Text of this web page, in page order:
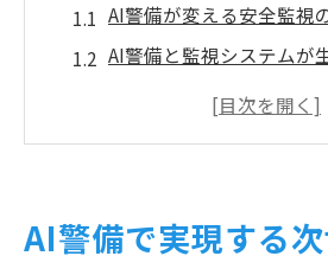
AI警備が変える安全監視
AI警備と監視システムが
警備現場で注目されるAI
AI警備がもたらすリスク
AI警備で実現する